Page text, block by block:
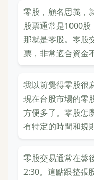
零股，顧名思義，
股票通常是1000股
那就是零股。零股
票，非常適合資金
我以前覺得零股很
現在台股市場的零
方便多了。零股怎
有特定的時間和規
零股交易通常在盤
2:30。這點跟整張